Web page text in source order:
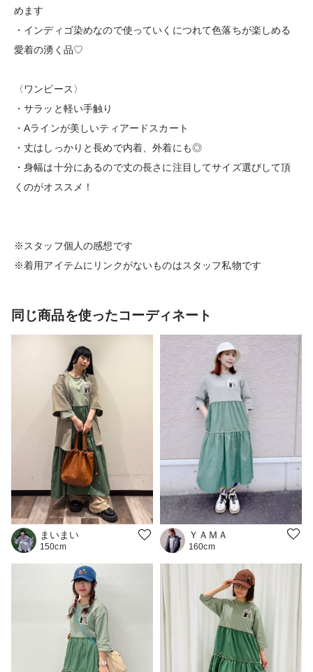
めます
・インディゴ染めなので使っていくにつれて色落ちが楽しめる
愛着の湧く品♡
〈ワンピース〉
・サラッと軽い手触り
・Aラインが美しいティアードスカート
・丈はしっかりと長めで内着、外着にも◎
・身幅は十分にあるので丈の長さに注目してサイズ選びして頂
くのがオススメ！
※スタッフ個人の感想です
※着用アイテムにリンクがないものはスタッフ私物です
同じ商品を使ったコーディネート
まいまい
150cm
ＹＡＭＡ
160cm